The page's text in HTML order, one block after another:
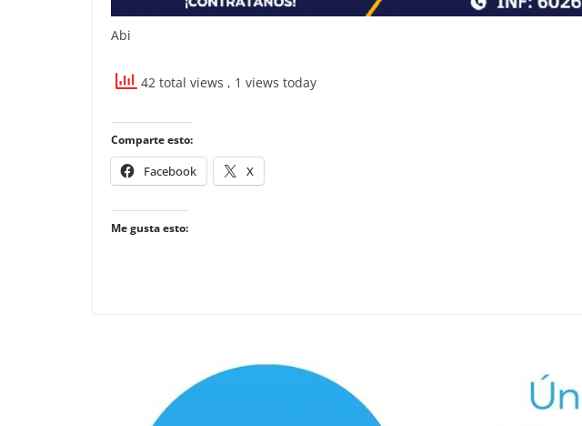
Abi
42 total views , 1 views today
Comparte esto:
Facebook X
Me gusta esto: